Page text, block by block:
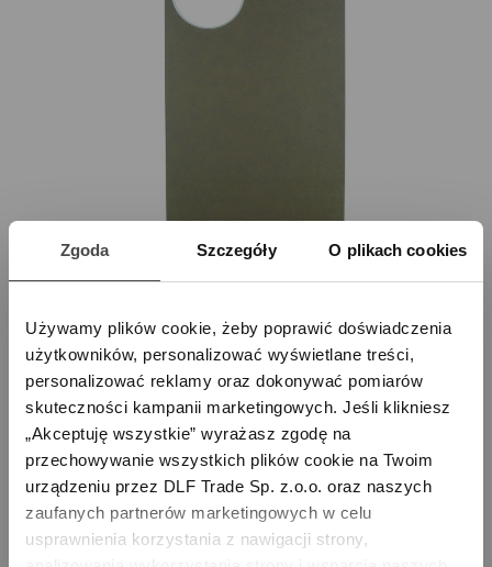
Zgoda Szczegóły O plikach cookies
Używamy plików cookie, żeby poprawić doświadczenia
użytkowników, personalizować wyświetlane treści,
personalizować reklamy oraz dokonywać pomiarów
skuteczności kampanii marketingowych. Jeśli klikniesz
„Akceptuję wszystkie” wyrażasz zgodę na
przechowywanie wszystkich plików cookie na Twoim
urządzeniu przez DLF Trade Sp. z.o.o. oraz naszych
zaufanych partnerów marketingowych w celu
usprawnienia korzystania z nawigacji strony,
Panel przedni